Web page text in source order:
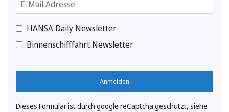
HANSA Daily Newsletter
Binnenschifffahrt Newsletter
Anmelden
Dieses Formular ist durch google reCaptcha geschützt, siehe